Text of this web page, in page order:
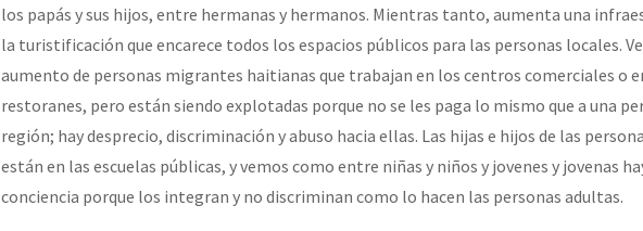
los papás y sus hijos, entre hermanas y hermanos. Mientras tanto, aumenta una
la turistificación que encarece todos los espacios públicos para las personas locales.
aumento de personas migrantes haitianas que trabajan en los centros comerciales o
restoranes, pero están siendo explotadas porque no se les paga lo mismo que a una
región; hay desprecio, discriminación y abuso hacia ellas. Las hijas e hijos de las
están en las escuelas públicas, y vemos como entre niñas y niños y jovenes y jovenas
conciencia porque los integran y no discriminan como lo hacen las personas adultas.